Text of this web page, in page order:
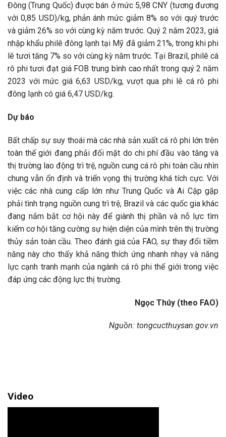
Đông (Trung Quốc) được bán ở mức 5,98 CNY (tương đương
với 0,85 USD)/kg, phản ánh mức giảm 8% so với quý trước
và giảm 26% so với cùng kỳ năm trước. Quý 2 năm 2023, giá
nhập khẩu philê đông lạnh tại Mỹ đã giảm 21%, trong khi phi
lê tươi tăng 7% so với cùng kỳ năm trước. Tại Brazil, philê cá
rô phi tươi đạt giá FOB trung bình cao nhất trong quý 2 năm
2023 với mức giá 6,63 USD/kg, vượt qua phi lê cá rô phi
đông lạnh có giá 6,47 USD/kg.
Dự báo
Bất chấp sự suy thoái mà các nhà sản xuất cá rô phi lớn trên
toàn thế giới đang phải đối mặt do chi phí đầu vào tăng và
thị trường lao động trì trệ, nguồn cung cá rô phi toàn cầu nhìn
chung vẫn ổn định và triển vọng thị trường khá tích cực. Với
việc các nhà cung cấp lớn như Trung Quốc và Ai Cập gặp
phải tình trạng nguồn cung trì trệ, Brazil và các quốc gia khác
đang nắm bắt cơ hội này để giành thị phần và nỗ lực tìm
kiếm cơ hội tăng cường sự hiện diện của mình trên thị trường
thủy sản toàn cầu. Theo đánh giá của FAO, sự thay đổi tiềm
năng này cho thấy khả năng thích ứng nhanh nhạy và năng
lực cạnh tranh mạnh của ngành cá rô phi thế giới trong việc
đáp ứng các động lực thị trường.
Ngọc Thúy (theo FAO)
Nguồn: tongcucthuysan.gov.vn
Video